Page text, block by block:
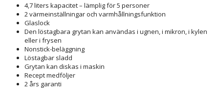
4,7 liters kapacitet – lämplig för 5 personer
2 värmeinställningar och varmhållningsfunktion
Glaslock
Den löstagbara grytan kan användas i ugnen, i mikron, i kylen
eller i frysen
Nonstick-beläggning
Löstagbar sladd
Grytan kan diskas i maskin
Recept medföljer
2 års garanti